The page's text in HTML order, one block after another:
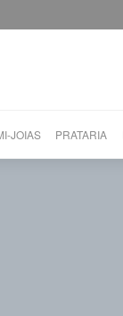
JOIAS PRATARIA